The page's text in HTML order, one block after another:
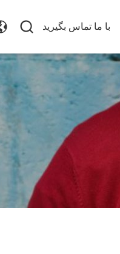
با ما تماس بگیرید